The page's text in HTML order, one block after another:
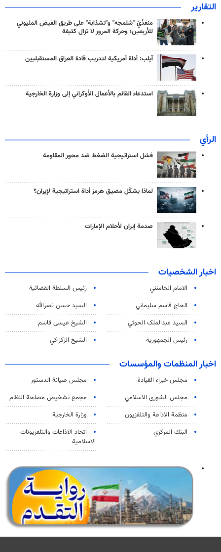
التقارير
منفذَيّ "شلمجه" و"تشذابة" على طريق الفيض المليوني
للأربعين؛ وحركة المرور لا تزال كثيفة
آيلب: أداة أمريكية لتدريب قادة العراق المستقبليين
استدعاء القائم بالأعمال الأوكراني إلى وزارة الخارجية
الرأي
فشل استراتيجية الضغط ضد محور المقاومة
لماذا يشكّل مضيق هرمز أداة استراتيجية لإيران؟
صدمة إيران لأحلام الإمارات
اخبار الشخصيات
الامام الخامنئي
رئیس السلطة القضائیة
الحاج قاسم سليماني
السيد حسن نصرالله
السید عبدالملک الحوثي
الشيخ عيسى قاسم
رئيس الجمهورية
الشيخ الزكزاكي
اخبار المنظمات والمؤسسات
مجلس خبراء القيادة
مجلس صيانة الدستور
مجلس الشورى الاسلامي
مجمع تشخيص مصلحة النظام
منظمة الاذاعة والتلفزیون
وزارة الخارجية
البنك المركزي
اتحاد الاذاعات والتلفزيونات
الاسلامية